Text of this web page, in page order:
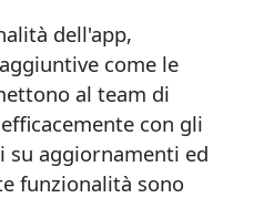
dell'app,
come le
al team di
con gli
aggiornamenti ed
funzionalità sono